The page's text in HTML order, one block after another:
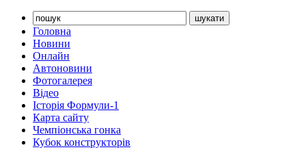
Головна
Новини
Онлайн
Автоновини
Фотогалерея
Відео
Історія Формули-1
Карта сайту
Чемпіонська гонка
Кубок конструкторів